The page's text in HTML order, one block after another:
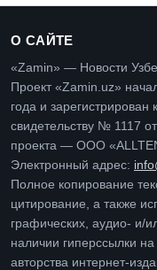
О САЙТЕ
«Zamin» — Новости
Проект «Zamin.uz»
года и
свидетельству № 1117
проекта — ООО
Электронный адрес:
Полное копирование
цитирование, а также
графических, аудио- и/
наличии гиперссылки
авторства интернет-